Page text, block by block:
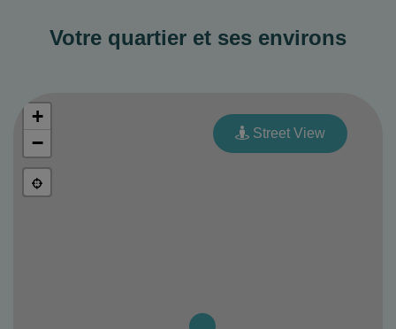
Votre quartier et ses environs
+
−
Street View